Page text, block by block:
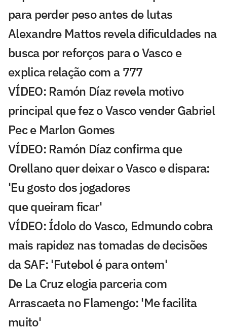
para perder peso antes de lutas
Alexandre Mattos revela dificuldades na
busca por reforços para o Vasco e
explica relação com a 777
VÍDEO: Ramón Díaz revela motivo
principal que fez o Vasco vender Gabriel
Pec e Marlon Gomes
VÍDEO: Ramón Díaz confirma que
Orellano quer deixar o Vasco e dispara:
'Eu gosto dos jogadores
que queiram ficar'
VÍDEO: Ídolo do Vasco, Edmundo cobra
mais rapidez nas tomadas de decisões
da SAF: 'Futebol é para ontem'
De La Cruz elogia parceria com
Arrascaeta no Flamengo: 'Me facilita
muito'